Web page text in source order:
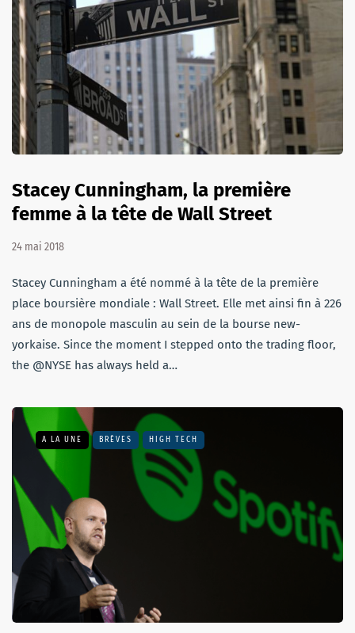
Stacey Cunningham, la première
femme à la tête de Wall Street
24 mai 2018
Stacey Cunningham a été nommé à la tête de la première
place boursière mondiale : Wall Street. Elle met ainsi fin à 226
ans de monopole masculin au sein de la bourse new-
yorkaise. Since the moment I stepped onto the trading floor,
the @NYSE has always held a…
A LA UNE BRÈVES HIGH TECH